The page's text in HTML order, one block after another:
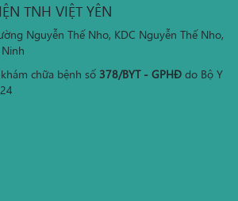
TNH VIỆT YÊN
Nguyễn Thế Nho, KDC Nguyễn Thế Nho,
chữa bệnh số 378/BYT - GPHĐ do Bộ Y